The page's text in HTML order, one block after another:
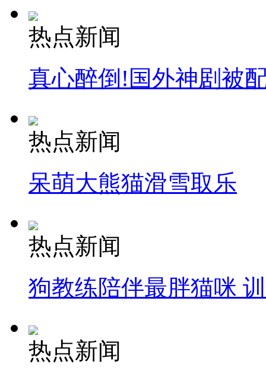
热点新闻
真心醉倒!国外神剧被
热点新闻
呆萌大熊猫滑雪取乐
热点新闻
狗教练陪伴最胖猫咪
热点新闻